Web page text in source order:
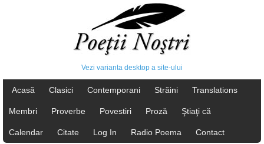
Vezi varianta desktop a site-ului
Acasă Clasici Contemporani Străini Translations
Membri Proverbe Povestiri Proză Ştiaţi că
Calendar Citate Log In Radio Poema Contact